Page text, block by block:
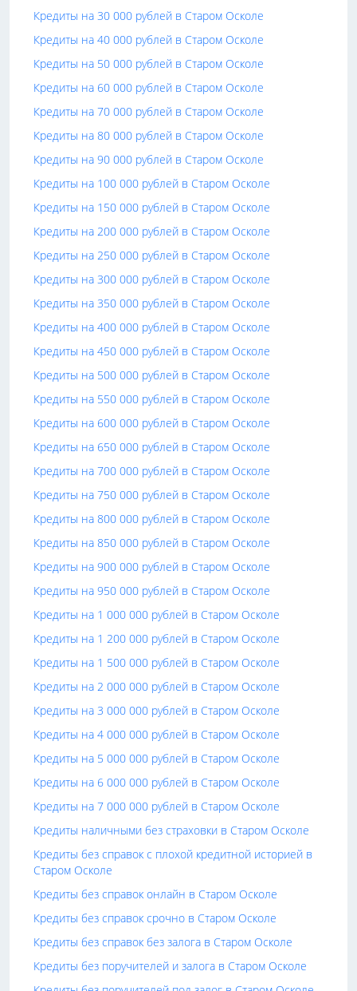
Кредиты на 30 000 рублей в Старом Осколе
Кредиты на 40 000 рублей в Старом Осколе
Кредиты на 50 000 рублей в Старом Осколе
Кредиты на 60 000 рублей в Старом Осколе
Кредиты на 70 000 рублей в Старом Осколе
Кредиты на 80 000 рублей в Старом Осколе
Кредиты на 90 000 рублей в Старом Осколе
Кредиты на 100 000 рублей в Старом Осколе
Кредиты на 150 000 рублей в Старом Осколе
Кредиты на 200 000 рублей в Старом Осколе
Кредиты на 250 000 рублей в Старом Осколе
Кредиты на 300 000 рублей в Старом Осколе
Кредиты на 350 000 рублей в Старом Осколе
Кредиты на 400 000 рублей в Старом Осколе
Кредиты на 450 000 рублей в Старом Осколе
Кредиты на 500 000 рублей в Старом Осколе
Кредиты на 550 000 рублей в Старом Осколе
Кредиты на 600 000 рублей в Старом Осколе
Кредиты на 650 000 рублей в Старом Осколе
Кредиты на 700 000 рублей в Старом Осколе
Кредиты на 750 000 рублей в Старом Осколе
Кредиты на 800 000 рублей в Старом Осколе
Кредиты на 850 000 рублей в Старом Осколе
Кредиты на 900 000 рублей в Старом Осколе
Кредиты на 950 000 рублей в Старом Осколе
Кредиты на 1 000 000 рублей в Старом Осколе
Кредиты на 1 200 000 рублей в Старом Осколе
Кредиты на 1 500 000 рублей в Старом Осколе
Кредиты на 2 000 000 рублей в Старом Осколе
Кредиты на 3 000 000 рублей в Старом Осколе
Кредиты на 4 000 000 рублей в Старом Осколе
Кредиты на 5 000 000 рублей в Старом Осколе
Кредиты на 6 000 000 рублей в Старом Осколе
Кредиты на 7 000 000 рублей в Старом Осколе
Кредиты наличными без страховки в Старом Осколе
Кредиты без справок с плохой кредитной историей в
Старом Осколе
Кредиты без справок онлайн в Старом Осколе
Кредиты без справок срочно в Старом Осколе
Кредиты без справок без залога в Старом Осколе
Кредиты без поручителей и залога в Старом Осколе